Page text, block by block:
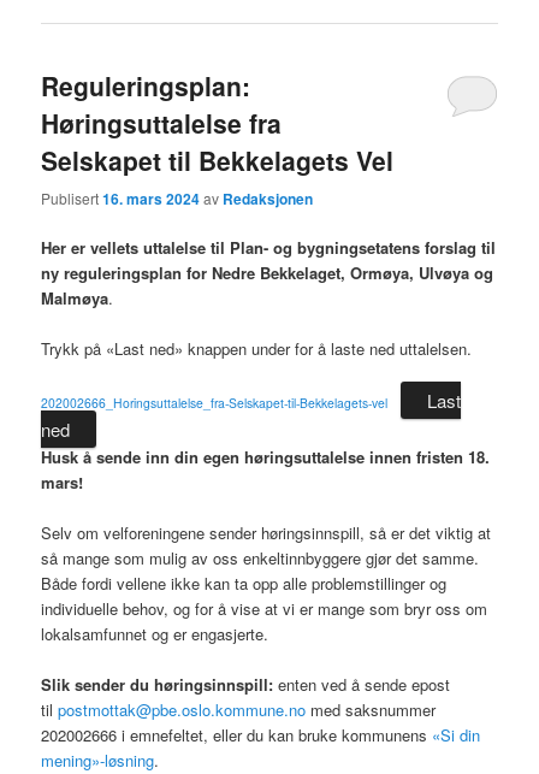
Reguleringsplan:
Høringsuttalelse fra
Selskapet til Bekkelagets Vel
Publisert16. mars 2024av Redaksjonen
Her er vellets uttalelse til Plan- og bygningsetatens forslag til
ny reguleringsplan for Nedre Bekkelaget, Ormøya, Ulvøya og
Malmøya.
Trykk på «Last ned» knappen under for å laste ned uttalelsen.
202002666_Horingsuttalelse_fra-Selskapet-til-Bekkelagets-vel
Last
ned
Husk å sende inn din egen høringsuttalelse innen fristen 18.
mars!
Selv om velforeningene sender høringsinnspill, så er det viktig at
så mange som mulig av oss enkeltinnbyggere gjør det samme.
Både fordi vellene ikke kan ta opp alle problemstillinger og
individuelle behov, og for å vise at vi er mange som bryr oss om
lokalsamfunnet og er engasjerte.
Slik sender du høringsinnspill: enten ved å sende epost
tilpostmottak@pbe.oslo.kommune.no med saksnummer
202002666 i emnefeltet, eller du kan bruke kommunens «Si din
mening»-løsning.